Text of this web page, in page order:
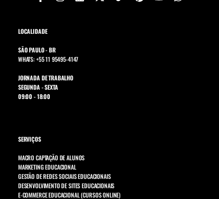
LOCALIDADE
SÃO PAULO - BR
WHATS: +55 11 95495-4147
JORNADA DE TRABALHO
SEGUNDA - SEXTA
09:00 - 18:00
SERVIÇOS
MACRO CAPTAÇÃO DE ALUNOS
MARKETING EDUCACIONAL
GESTÃO DE REDES SOCIAIS EDUCACIONAIS
DESENVOLVIMENTO DE SITES EDUCACIONAIS
E-COMMERCE EDUCACIONAL (CURSOS ONLINE)